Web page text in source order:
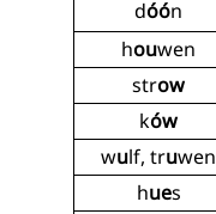
dóón
houwen
strow
ków
wulf, truwen
hues